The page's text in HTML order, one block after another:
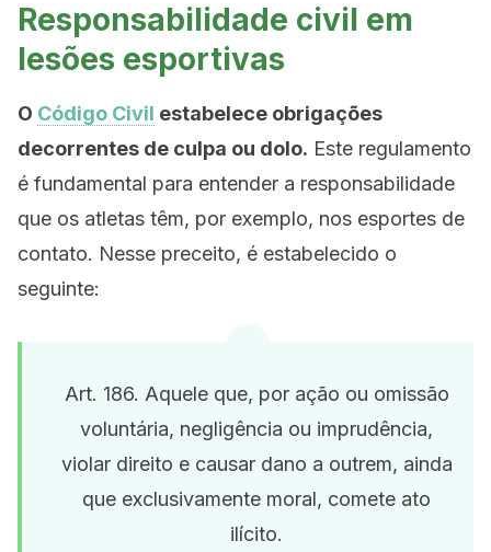
Responsabilidade civil em
lesões esportivas
O Código Civil estabelece obrigações
decorrentes de culpa ou dolo. Este regulamento
é fundamental para entender a responsabilidade
que os atletas têm, por exemplo, nos esportes de
contato. Nesse preceito, é estabelecido o
seguinte:
Art. 186. Aquele que, por ação ou omissão
voluntária, negligência ou imprudência,
violar direito e causar dano a outrem, ainda
que exclusivamente moral, comete ato
ilícito.